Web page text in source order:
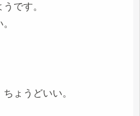
です。
ょうどいい。